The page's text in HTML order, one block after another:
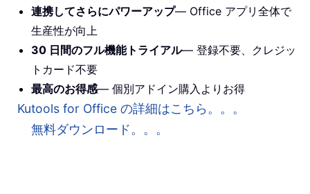
連携してさらにパワーアップ— Office アプリ全体で
生産性が向上
30 日間のフル機能トライアル— 登録不要、クレジッ
トカード不要
最高のお得感— 個別アドイン購入よりお得
Kutools for Office の詳細はこちら。。。
無料ダウンロード。。。